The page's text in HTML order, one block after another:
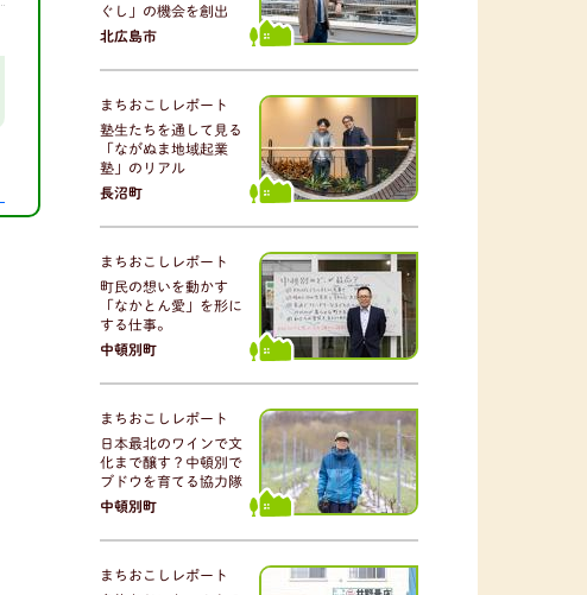
ぐし」の機会を創出
北広島市
まちおこしレポート
塾生たちを通して見る
「ながぬま地域起業
塾」のリアル
長沼町
まちおこしレポート
町民の想いを動かす
「なかとん愛」を形に
する仕事。
中頓別町
まちおこしレポート
日本最北のワインで文
化まで醸す？中頓別で
ブドウを育てる協力隊
中頓別町
まちおこしレポート